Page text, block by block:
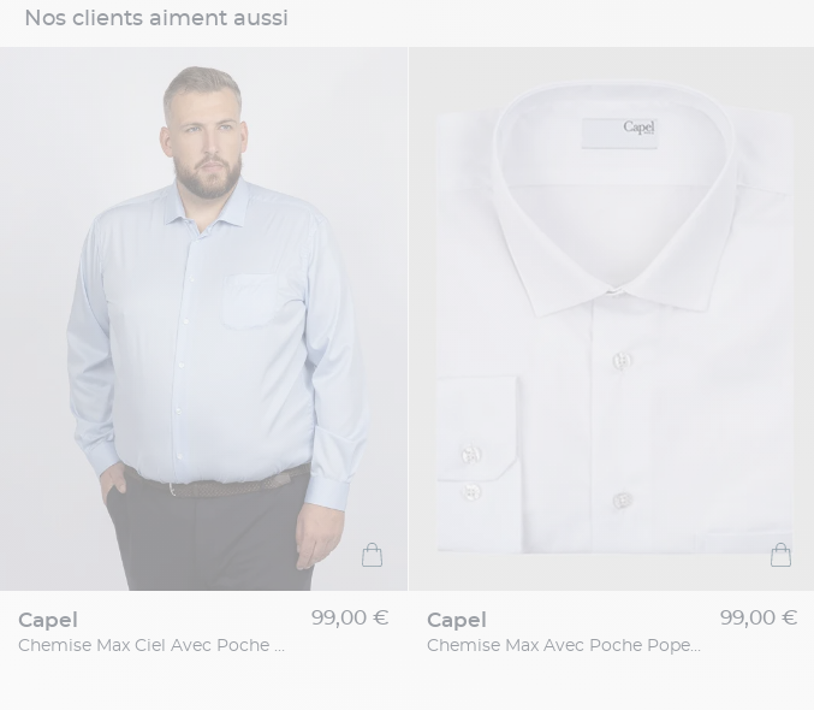
Nos clients aiment aussi
capel
Chemise Max Ciel Avec Poche Capel Grande Taille
99,00 € capel
Chemise Max Avec Poche Popeline Blanche Capel Grande Taille
99,00 €